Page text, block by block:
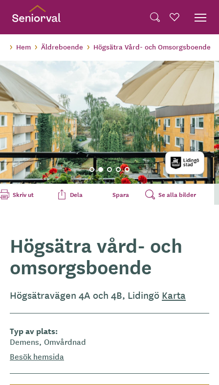
Hem Äldreboende Högsätra Vård- och Omsorgsboende
Skriv ut Dela Spara Se alla bilder
Högsätra vård- och
omsorgsboende
Högsätravägen 4A och 4B, Lidingö Karta
Typ av plats
Demens Omvårdnad
Besök hemsida
Translate